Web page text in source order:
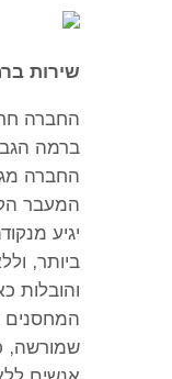
שירות
החברה
ברמה
החברה
המעבר
יגיע
ביותר,
והובלות
המחסנים
שמורשה,